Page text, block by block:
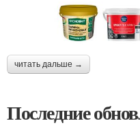
читать дальше →
Последние